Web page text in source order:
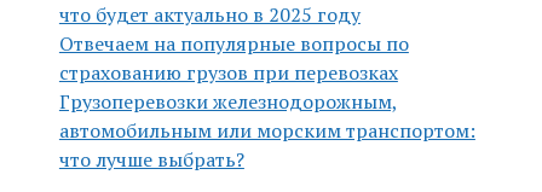
что будет актуально в 2025 году
Отвечаем на популярные вопросы по
страхованию грузов при перевозках
Грузоперевозки железнодорожным,
автомобильным или морским транспортом:
что лучше выбрать?